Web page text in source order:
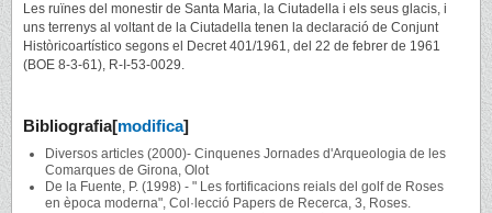
Les ruïnes del monestir de Santa Maria, la Ciutadella i els seus glacis, i
uns terrenys al voltant de la Ciutadella tenen la declaració de Conjunt
Històricoartístico segons el Decret 401/1961, del 22 de febrer de 1961
(BOE 8-3-61), R-I-53-0029.
Bibliografia[modifica]
Diversos articles (2000)- Cinquenes Jornades d'Arqueologia de les
Comarques de Girona, Olot
De la Fuente, P. (1998) - " Les fortificacions reials del golf de Roses
en època moderna", Col·lecció Papers de Recerca, 3, Roses.